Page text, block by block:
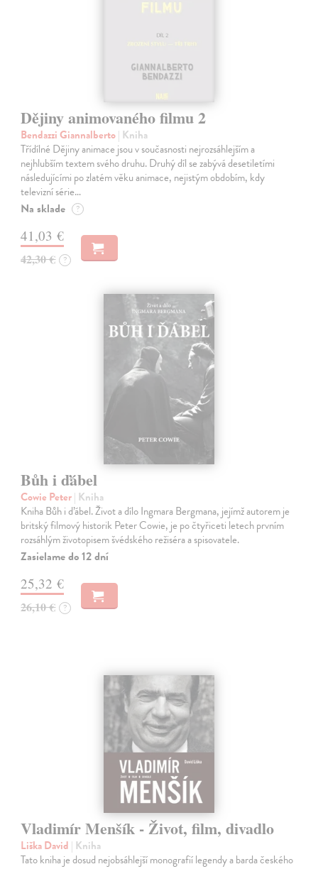
Dějiny animovaného filmu 2
Bendazzi Giannalberto| Kniha
Třídílné Dějiny animace jsou v současnosti nejrozsáhlejším a
nejhlubším textem svého druhu. Druhý díl se zabývá desetiletími
následujícími po zlatém věku animace, nejistým obdobím, kdy
televizní série…
Na sklade ?
41,03 €
42,30 € ?
Bůh i ďábel
Cowie Peter| Kniha
Kniha Bůh i ďábel. Život a dílo Ingmara Bergmana, jejímž auto­rem je
britský filmový historik Peter Cowie, je po čtyřiceti letech prvním
rozsáhlým životopisem švédského režiséra a spisovatele.
Zasielame do 12 dní
25,32 €
26,10 € ?
Vladimír Menšík - Život, film, divadlo
Liška David | Kniha
Tato kniha je dosud nejobsáhlejší monografií legendy a barda českého